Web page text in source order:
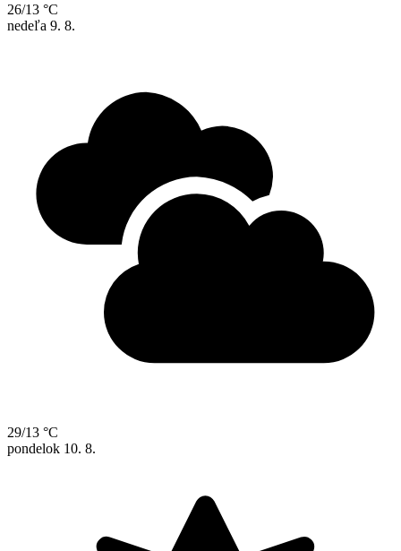
26/13 °C
nedeľa 9. 8.
29/13 °C
pondelok 10. 8.